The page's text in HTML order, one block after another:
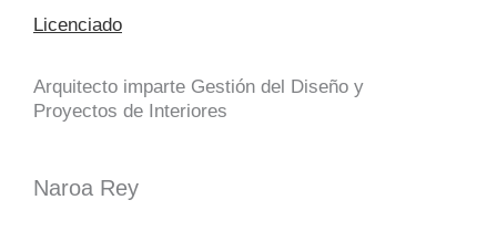
Licenciado
Arquitecto imparte Gestión del Diseño y
Proyectos de Interiores
Naroa Rey